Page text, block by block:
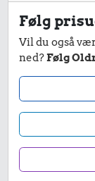
Følg
Vil du også
ned?Følg